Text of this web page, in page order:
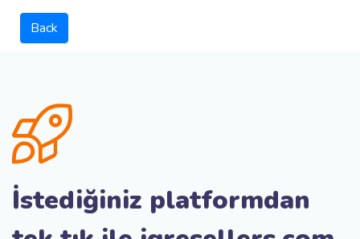
Back
İstediğiniz platformdan